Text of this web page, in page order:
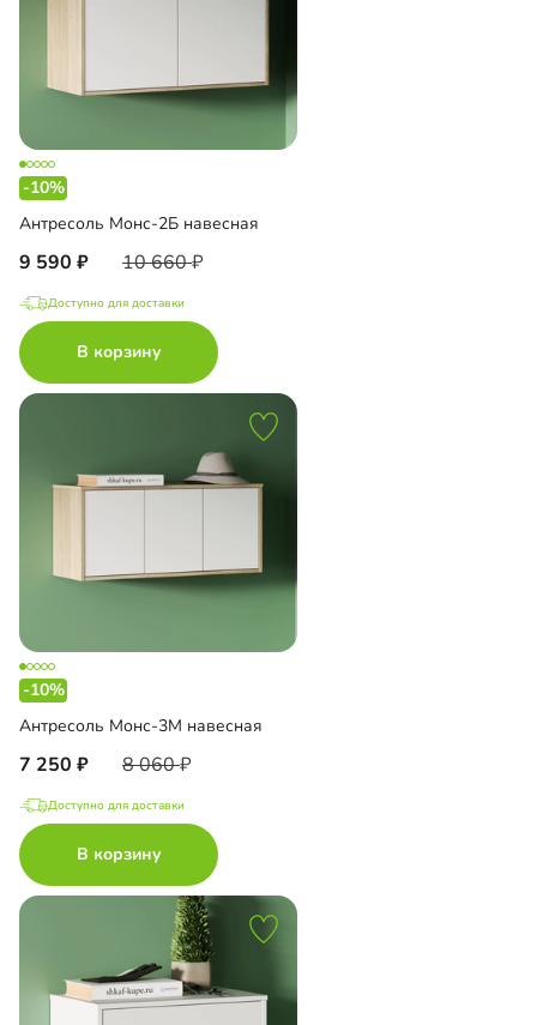
-10%
Антресоль Монс-2Б навесная
9 590 10 660
Доступно для доставки
В корзину
-10%
Антресоль Монс-3М навесная
7 250 8 060
Доступно для доставки
В корзину